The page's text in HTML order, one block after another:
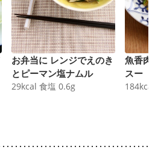
お弁当に レンジでえのき
とピーマン塩ナムル
29kcal 食塩 0.6g
魚香肉
スー
184kcal